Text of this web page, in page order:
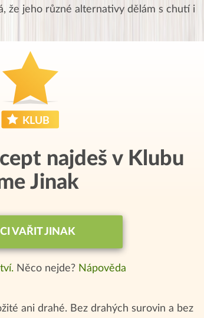
že jeho různé alternativy dělám s chutí i
najdeš v Klubu
Jinak
VAŘIT JINAK
Něco nejde? Nápověda
ani drahé. Bez drahých surovin a bez